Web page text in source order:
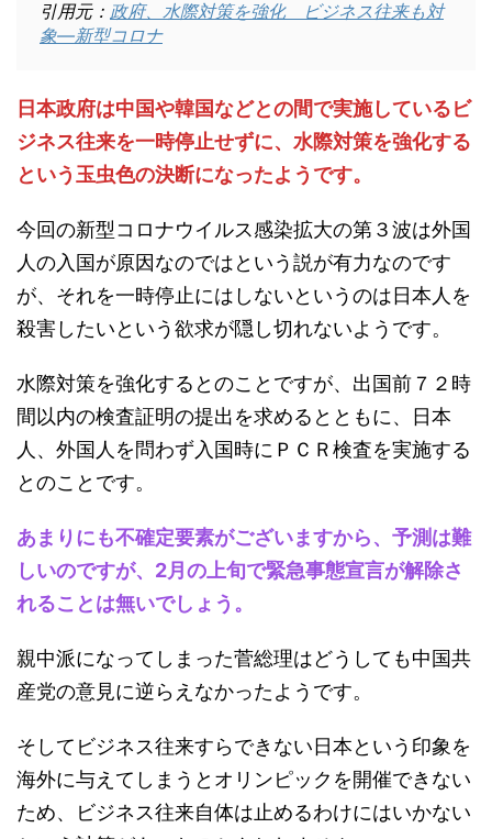
引用元： 政府、水際対策を強化 ビジネス往来も対
象―新型コロナ
日本政府は中国や韓国などとの間で実施しているビ
ジネス往来を一時停止せずに、水際対策を強化する
という玉虫色の決断になったようです。
今回の新型コロナウイルス感染拡大の第３波は外国
人の入国が原因なのではという説が有力なのです
が、それを一時停止にはしないというのは日本人を
殺害したいという欲求が隠し切れないようです。
水際対策を強化するとのことですが、出国前７２時
間以内の検査証明の提出を求めるとともに、日本
人、外国人を問わず入国時にＰＣＲ検査を実施する
とのことです。
あまりにも不確定要素がございますから、予測は難
しいのですが、2月の上旬で緊急事態宣言が解除さ
れることは無いでしょう。
親中派になってしまった菅総理はどうしても中国共
産党の意見に逆らえなかったようです。
そしてビジネス往来すらできない日本という印象を
海外に与えてしまうとオリンピックを開催できない
ため、ビジネス往来自体は止めるわけにはいかない